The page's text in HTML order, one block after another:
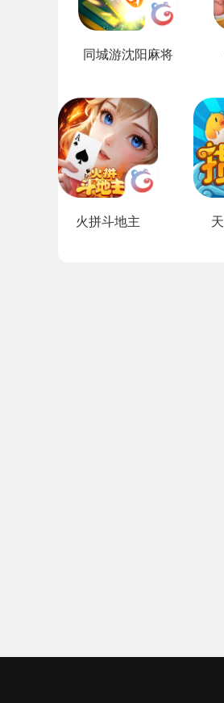
同城游沈阳麻将
火拼斗地主